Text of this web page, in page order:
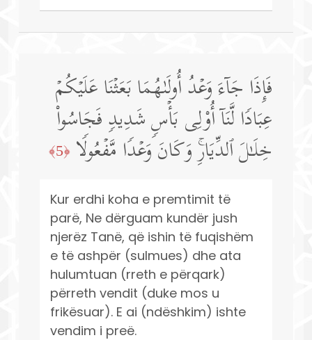
فَإِذَا جَاۤءَ وَعۡدُ أُولَىٰهُمَا بَعَثۡنَا عَلَیۡكُمۡ
عِبَادࣰا لَّنَاۤ أُو۟لِی بَأۡسࣲ شَدِیدࣲ فَجَاسُوا۟
خِلَـٰلَ ٱلدِّیَارِۚ وَكَانَ وَعۡدࣰا مَّفۡعُولࣰا ﴿5﴾
Kur erdhi koha e premtimit të
parë, Ne dërguam kundër jush
njerëz Tanë, që ishin të fuqishëm
e të ashpër (sulmues) dhe ata
hulumtuan (rreth e përqark)
përreth vendit (duke mos u
frikësuar). E ai (ndëshkim) ishte
vendim i preë.